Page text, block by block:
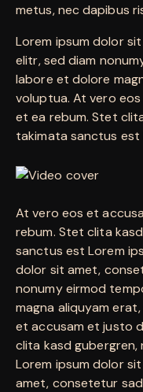
metus, nec dapibus
Lorem ipsum dolor
elitr, sed diam
labore et dolore
voluptua. At vero
et ea rebum. Stet
takimata sanctus est
At vero eos et
rebum. Stet clita
sanctus est Lorem
dolor sit amet,
nonumy eirmod
magna aliquyam
et accusam et justo
clita kasd
Lorem ipsum dolor
amet, consetetur